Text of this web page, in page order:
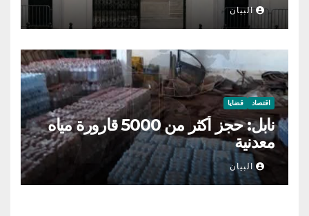
البيان
اقتصاد قضايا
نابل: حجز أكثر من 5000 قارورة مياه
معدنية
البيان